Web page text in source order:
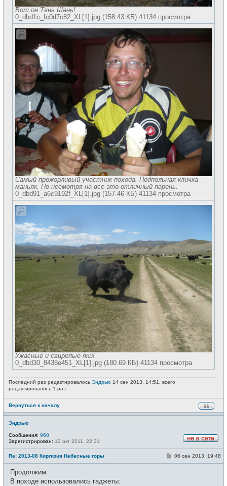
Вот он Тянь Шань!
0_dbd1c_fc0d7c82_XL[1].jpg (158.43 КБ) 41134 просмотра
Самый прожорливый участник похода. Подпольная кличка
маньяк. Но несмотря на все это-отличный парень.
0_dbd91_a6c9192f_XL[1].jpg (157.46 КБ) 41134 просмотра
Ужасные и свирепые яки!
0_dbd30_8438e451_XL[1].jpg (180.69 КБ) 41134 просмотра
Последний раз редактировалось Эндрью 14 сен 2013, 14:51, всего
редактировалось 1 раз.
Вернуться к началу
Эндрью
в
с
Сообщения: 968
Зарегистрирован: 12 окт 2011, 22:31
Re: 2013-08 Киргизия Небесные горы
С06 сен 2013, 19:48
Продолжим:
В походе использовались гаджеты: